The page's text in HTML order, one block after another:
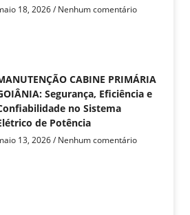
18, 2026 Nenhum comentário
CABINE PRIMÁRIA
Segurança, Eficiência e
no Sistema
de Potência
13, 2026 Nenhum comentário